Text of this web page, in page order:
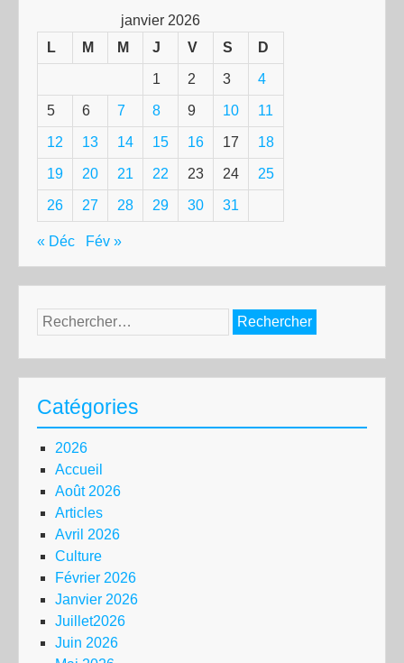
janvier 2026
L
M M J V S D
1 2 3 4
5 6 7 8 9 10 11
12 13 14 15 16 17 18
19 20 21 22 23 24 25
26 27 28 29 30 31
« Déc Fév »
Rechercher :
Catégories
2026
Accueil
Août 2026
Articles
Avril 2026
Culture
Février 2026
Janvier 2026
Juillet2026
Juin 2026